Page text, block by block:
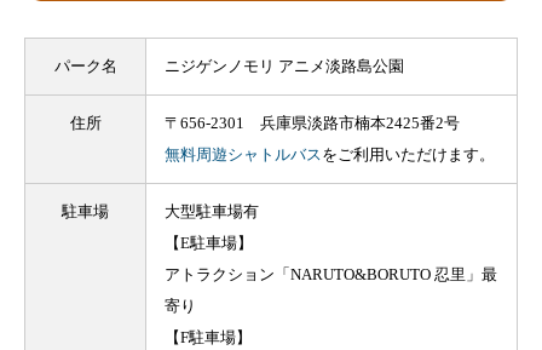
パーク名 ニジゲンノモリ アニメ淡路島公園
住所
〒656-2301 兵庫県淡路市楠本2425番2号
無料周遊シャトルバスをご利用いただけます。
駐車場
大型駐車場有
【E駐車場】
アトラクション「NARUTO&BORUTO 忍里」最
寄り
【F駐車場】